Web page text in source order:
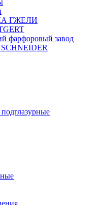
ГЖЕЛИ
фарфоровый завод